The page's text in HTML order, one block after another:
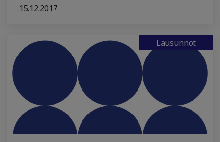
15.12.2017
Lausunnot